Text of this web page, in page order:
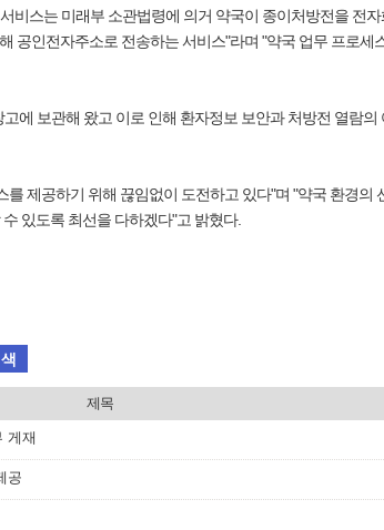
비스는 미래부 소관법령에 의거 약국이 종이처방전을 전
공인전자주소로 전송하는 서비스"라며 "약국 업무 프로
에 보관해 왔고 이로 인해 환자정보 보안과 처방전 열람
제공하기 위해 끊임없이 도전하고 있다"며 "약국 환경
있도록 최선을 다하겠다"고 밝혔다.
제목
게재
공